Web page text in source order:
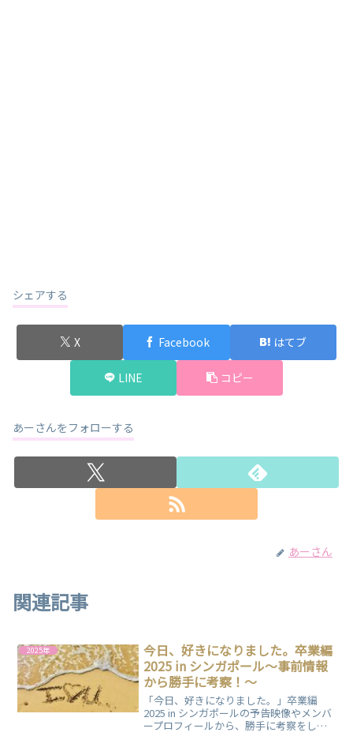
シェアする
X Facebook はてブ
LINE コピー
あーさんをフォローする
あーさん
関連記事
2025年
今日、好きになりました。卒業編
2025 in シンガポール～事前情報
から勝手に考察！～
「今日、好きになりました。」卒業編
2025 in シンガポールの予告映像やメンバ
ープロフィールから、勝手に考察をして